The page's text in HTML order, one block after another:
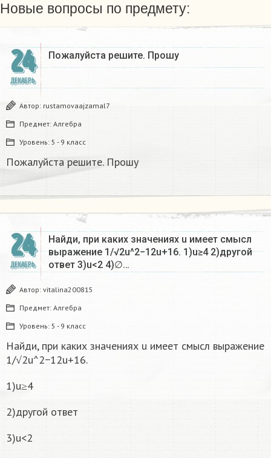
Новые вопросы по предмету:
24
ДЕКАБРЬ
Пожалуйста решите. Прошу
Автор: rustamovaajzamal7
Предмет: Алгебра
Уровень: 5 - 9 класс
Пожалуйста решите. Прошу
24
ДЕКАБРЬ
Найди, при каких значениях u имеет смысл
выражение 1/√2u^2−12u+16. 1)u≥4 2)другой
ответ 3)u<2 4)∅…
Автор: vitalina200815
Предмет: Алгебра
Уровень: 5 - 9 класс
Найди, при каких значениях u имеет смысл выражение
1/√2u^2−12u+16.
1)u≥4
2)другой ответ
3)u<2